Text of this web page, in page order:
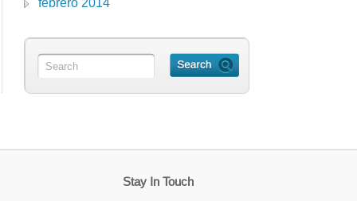
febrero 2014
Stay In Touch